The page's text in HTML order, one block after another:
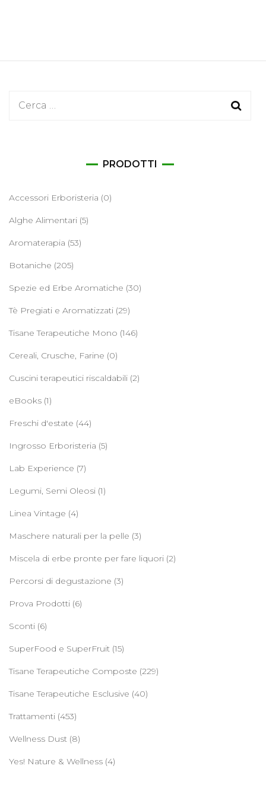
Ricerca
PRODOTTI
Accessori Erboristeria (0)
Alghe Alimentari (5)
Aromaterapia (53)
Botaniche (205)
Spezie ed Erbe Aromatiche (30)
Tè Pregiati e Aromatizzati (29)
Tisane Terapeutiche Mono (146)
Cereali, Crusche, Farine (0)
Cuscini terapeutici riscaldabili (2)
eBooks (1)
Freschi d'estate (44)
Ingrosso Erboristeria (5)
Lab Experience (7)
Legumi, Semi Oleosi (1)
Linea Vintage (4)
Maschere naturali per la pelle (3)
Miscela di erbe pronte per fare liquori (2)
Percorsi di degustazione (3)
Prova Prodotti (6)
Sconti (6)
SuperFood e SuperFruit (15)
Tisane Terapeutiche Composte (229)
Tisane Terapeutiche Esclusive (40)
Trattamenti (453)
Wellness Dust (8)
Yes! Nature & Wellness (4)